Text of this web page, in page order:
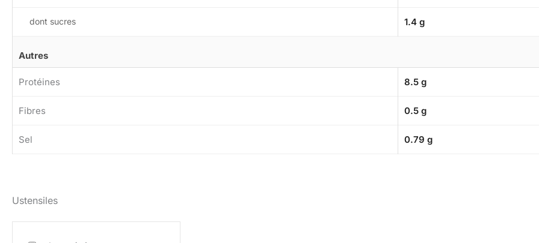
dont sucres 1.4 g
Autres
Protéines 8.5 g
Fibres 0.5 g
Sel 0.79 g
Ustensiles